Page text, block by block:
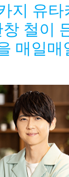
지 유타
철이
매일